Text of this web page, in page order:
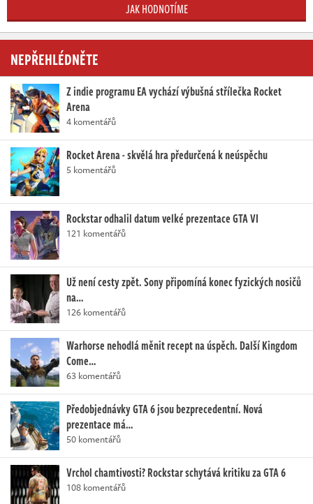
JAK HODNOTÍME
NEPŘEHLÉDNĚTE
Z indie programu EA vychází výbušná střílečka Rocket
Arena
4 komentářů
Rocket Arena - skvělá hra předurčená k neúspěchu
5 komentářů
Rockstar odhalil datum velké prezentace GTA VI
121 komentářů
Už není cesty zpět. Sony připomíná konec fyzických nosičů
na…
126 komentářů
Warhorse nehodlá měnit recept na úspěch. Další Kingdom
Come…
63 komentářů
Předobjednávky GTA 6 jsou bezprecedentní. Nová
prezentace má…
50 komentářů
Vrchol chamtivosti? Rockstar schytává kritiku za GTA 6
108 komentářů